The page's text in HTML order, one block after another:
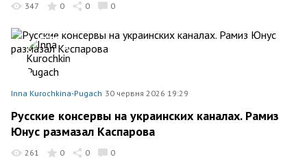
347 0 0 0
Inna Kurochkina-Pugach 30 червня 2026 19:29
Русские консервы на украинских каналах. Рамиз
Юнус размазал Каспарова
261 0 0 0